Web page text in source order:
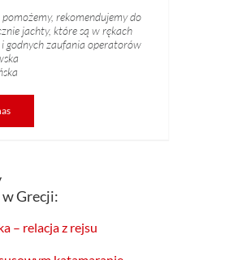
rekomendujemy do
jachty, które są w rękach
godnych zaufania operatorów
Grecji:
– relacja z rejsu